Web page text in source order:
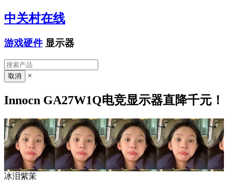
中关村在线
游戏硬件 显示器
×
Innocn GA27W1Q电竞显示器直降千元！
冰泪紫茉